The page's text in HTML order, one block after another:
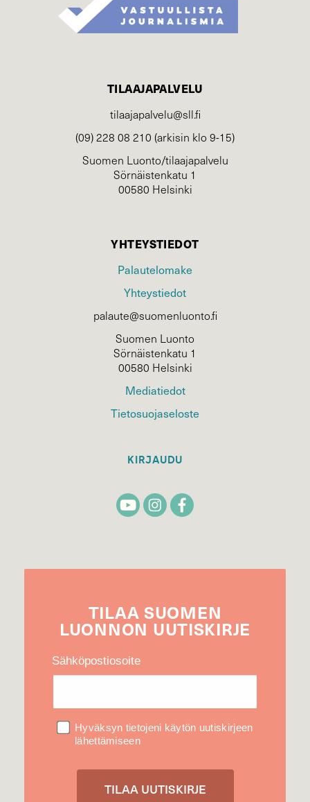
TILAAJAPALVELU
tilaajapalvelu@sll.fi
(09) 228 08 210 (arkisin klo 9-15)
Suomen Luonto/tilaajapalvelu
Sörnäistenkatu 1
00580 Helsinki
YHTEYSTIEDOT
Palautelomake
Yhteystiedot
palaute@suomenluonto.fi
Suomen Luonto
Sörnäistenkatu 1
00580 Helsinki
Mediatiedot
Tietosuojaseloste
KIRJAUDU
TILAA SUOMEN
LUONNON UUTIS­KIRJE
Sähköpostiosoite
Hyväksyn tietojeni käytön uutiskirjeen
lähettämiseen